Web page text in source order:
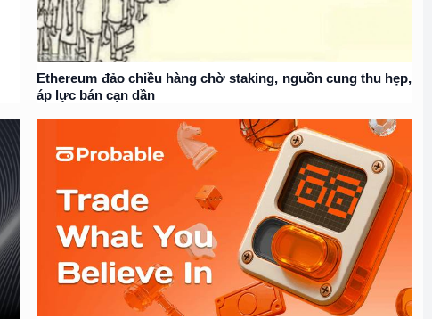
Ethereum đảo chiều hàng chờ staking, nguồn cung thu hẹp,
áp lực bán cạn dần